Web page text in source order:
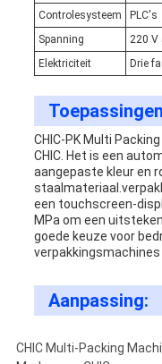
Controlesysteem
PLC's
Spanning
220 V
Elektriciteit
Drie
CHIC-PK Multi
CHIC. Het is een
aangepaste kleur en
een touchscreen-
MPa om een
goede keuze voor
verpakkingsmachines
Aanpassing:
CHIC Multi-Packing